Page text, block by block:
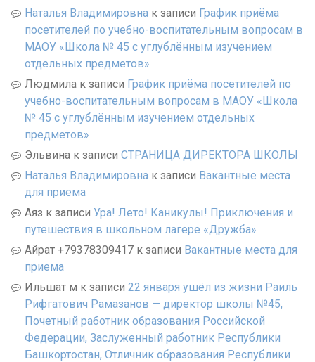
Наталья Владимировна к записи График приёма
посетителей по учебно-воспитательным вопросам в
МАОУ «Школа № 45 с углублённым изучением
отдельных предметов»
Людмила к записи График приёма посетителей по
учебно-воспитательным вопросам в МАОУ «Школа
№ 45 с углублённым изучением отдельных
предметов»
Эльвина к записи СТРАНИЦА ДИРЕКТОРА ШКОЛЫ
Наталья Владимировна к записи Вакантные места
для приема
Аяз к записи Ура! Лето! Каникулы! Приключения и
путешествия в школьном лагере «Дружба»
Айрат +79378309417 к записи Вакантные места для
приема
Ильшат м к записи 22 января ушёл из жизни Раиль
Рифгатович Рамазанов — директор школы №45,
Почетный работник образования Российской
Федерации, Заслуженный работник Республики
Башкортостан, Отличник образования Республики